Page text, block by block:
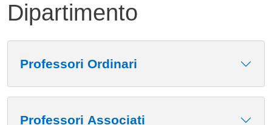
Dipartimento
Professori Ordinari
Professori Associati